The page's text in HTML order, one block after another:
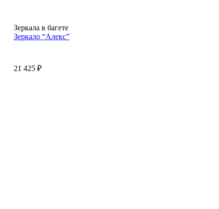
Зеркала в багете
Зеркало “Алекс”
21 425 ₽